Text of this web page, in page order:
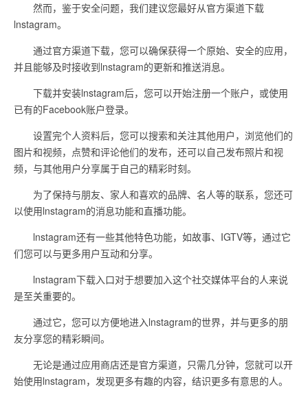
然而，鉴于安全问题，我们建议您最好从官方渠道下载
lnstagram。
通过官方渠道下载，您可以确保获得一个原始、安全的应用，
并且能够及时接收到lnstagram的更新和推送消息。
下载并安装lnstagram后，您可以开始注册一个账户，或使用
已有的Facebook账户登录。
设置完个人资料后，您可以搜索和关注其他用户，浏览他们的
图片和视频，点赞和评论他们的发布，还可以自己发布照片和视
频，与其他用户分享属于自己的精彩时刻。
为了保持与朋友、家人和喜欢的品牌、名人等的联系，您还可
以使用lnstagram的消息功能和直播功能。
lnstagram还有一些其他特色功能，如故事、IGTV等，通过它
们您可以与更多用户互动和分享。
lnstagram下载入口对于想要加入这个社交媒体平台的人来说
是至关重要的。
通过它，您可以方便地进入lnstagram的世界，并与更多的朋
友分享您的精彩瞬间。
无论是通过应用商店还是官方渠道，只需几分钟，您就可以开
始使用lnstagram，发现更多有趣的内容，结识更多有意思的人。